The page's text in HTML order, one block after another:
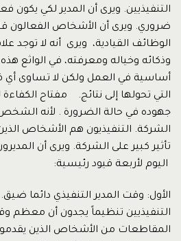
التنفيذيين. ويرى أن المدير لكي يكون
ضروري. ويرى أن الأشخاص الفعالون
الوظائف القيادية، ويرى أنه لا توجد
وذكائه وخياله ومعرفته، في الواثع
أساسية في العمل ولكن لا تساوى أي
التي تحولها إلى نتائج. مفتاح
جهوده في حالة الضرورة . لأنه
الشركة. التنفيذيون هم الأشخاص
تأثير كبير على الشركة. ويرى أن
اليوم لأربعة قيود رئيسية:
الأول: وقت المدير التنفيذي دائما ضيق.
التنفيذيين تنظيماً يجدون أن
المقاطعات من الأشخاص الذين